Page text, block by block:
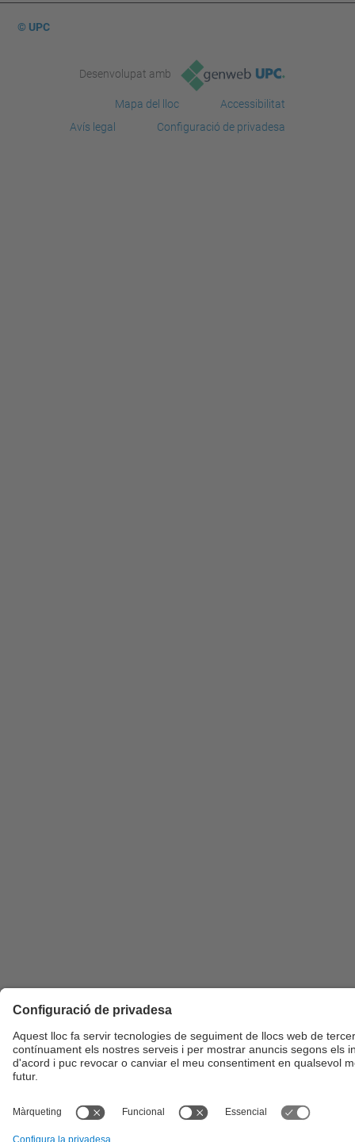
© UPC
Desenvolupat amb
Mapa del lloc
Accessibilitat
Avís legal
Configuració de privadesa